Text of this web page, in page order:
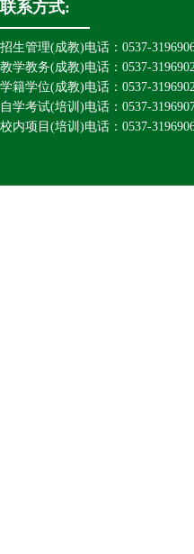
联系方式:
招生管理(成教)电话：0537-
教学教务(成教)电话：0537-
学籍学位(成教)电话：0537-
自学考试(培训)电话：0537-
校内项目(培训)电话：0537-